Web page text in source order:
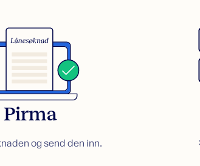
Pirma
og send den inn.